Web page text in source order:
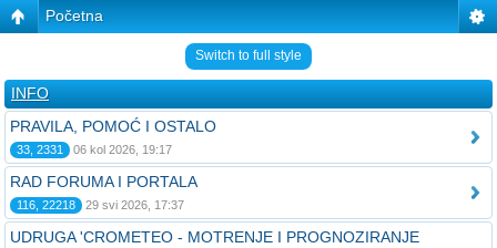
Početna
Switch to full style
INFO
PRAVILA, POMOĆ I OSTALO
33, 2331 06 kol 2026, 19:17
RAD FORUMA I PORTALA
116, 22218 29 svi 2026, 17:37
UDRUGA 'CROMETEO - MOTRENJE I PROGNOZIRANJE